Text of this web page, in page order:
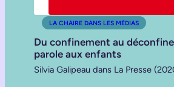
LA CHAIRE DANS LES MÉDIAS
Du confinement au
parole aux enfants
Silvia Galipeau dans La Presse